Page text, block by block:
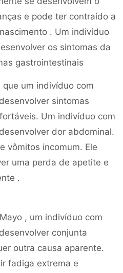
e pode ter contraído a
. Um indivíduo
os sintomas da
gastrointestinais
um indivíduo com
sintomas
Um indivíduo com
dor abdominal.
vômitos incomum. Ele
uma perda de apetite e
.
, um indivíduo com
conjunta
outra causa aparente.
fadiga extrema e